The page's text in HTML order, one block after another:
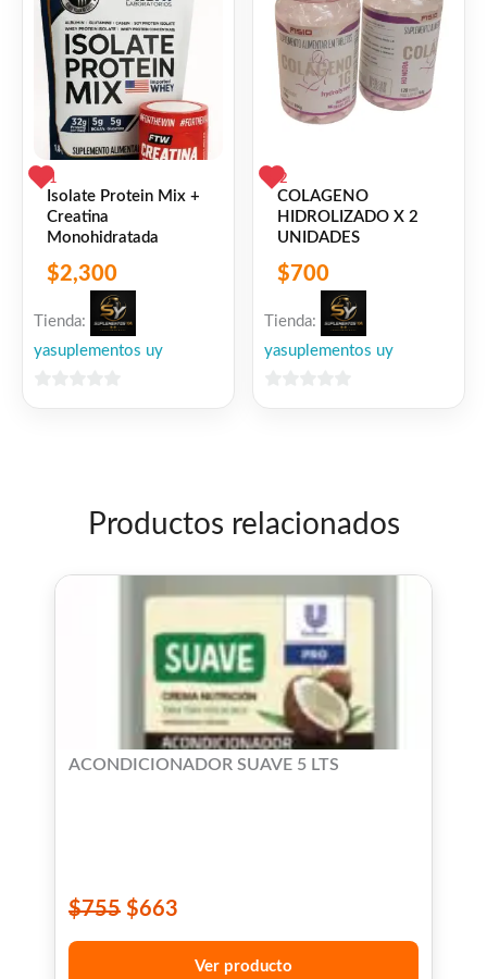
1
Isolate Protein Mix +
Creatina
Monohidratada
$2,300
Tienda:
yasuplementos uy
2
COLAGENO
HIDROLIZADO X 2
UNIDADES
$700
Tienda:
yasuplementos uy
Productos relacionados
ACONDICIONADOR SUAVE 5 LTS
$755 $663
Ver producto